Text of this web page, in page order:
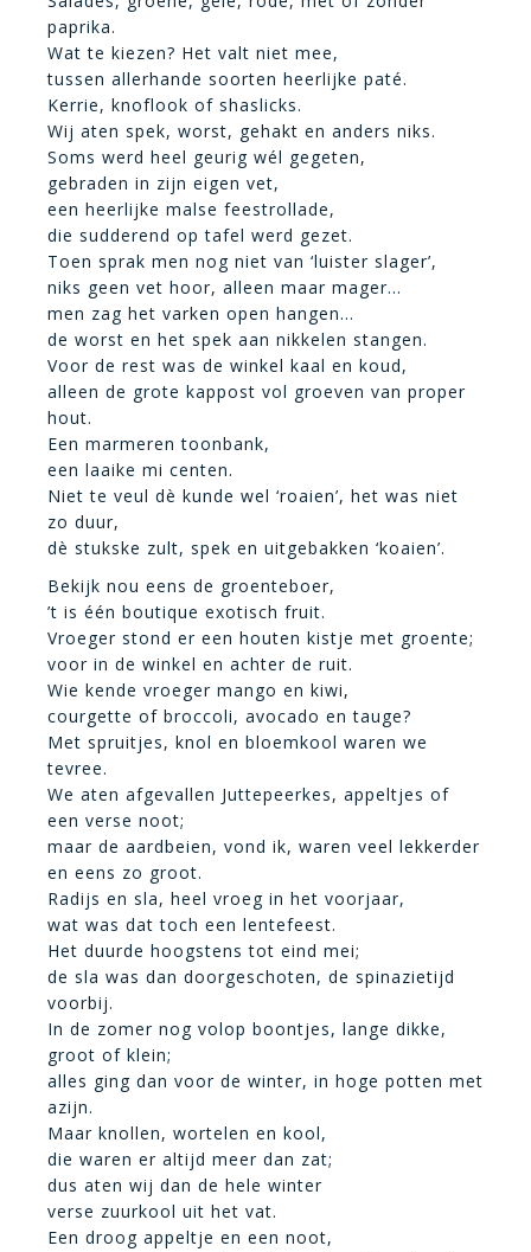
paprika.
Wat te kiezen? Het valt niet mee,
tussen allerhande soorten heerlijke paté.
Kerrie, knoflook of shaslicks.
Wij aten spek, worst, gehakt en anders niks.
Soms werd heel geurig wél gegeten,
gebraden in zijn eigen vet,
een heerlijke malse feestrollade,
die sudderend op tafel werd gezet.
Toen sprak men nog niet van ‘luister slager’,
niks geen vet hoor, alleen maar mager…
men zag het varken open hangen…
de worst en het spek aan nikkelen stangen.
Voor de rest was de winkel kaal en koud,
alleen de grote kappost vol groeven van proper
hout.
Een marmeren toonbank,
een laaike mi centen.
Niet te veul dè kunde wel ‘roaien’, het was niet
zo duur,
dè stukske zult, spek en uitgebakken ‘koaien’.
Bekijk nou eens de groenteboer,
’t is één boutique exotisch fruit.
Vroeger stond er een houten kistje met groente;
voor in de winkel en achter de ruit.
Wie kende vroeger mango en kiwi,
courgette of broccoli, avocado en tauge?
Met spruitjes, knol en bloemkool waren we
tevree.
We aten afgevallen Juttepeerkes, appeltjes of
een verse noot;
maar de aardbeien, vond ik, waren veel lekkerder
en eens zo groot.
Radijs en sla, heel vroeg in het voorjaar,
wat was dat toch een lentefeest.
Het duurde hoogstens tot eind mei;
de sla was dan doorgeschoten, de spinazietijd
voorbij.
In de zomer nog volop boontjes, lange dikke,
groot of klein;
alles ging dan voor de winter, in hoge potten met
azijn.
Maar knollen, wortelen en kool,
die waren er altijd meer dan zat;
dus aten wij dan de hele winter
verse zuurkool uit het vat.
Een droog appeltje en een noot,